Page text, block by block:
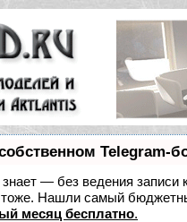
Telegram-
знает — без ведения
тоже. Нашли самый
месяц бесплатно.